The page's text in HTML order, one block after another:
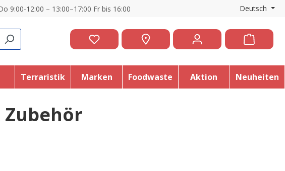
9:00-12:00 – 13:00–17:00 Fr bis 16:00 Deutsch
Terraristik Marken Foodwaste Aktion Neuheiten